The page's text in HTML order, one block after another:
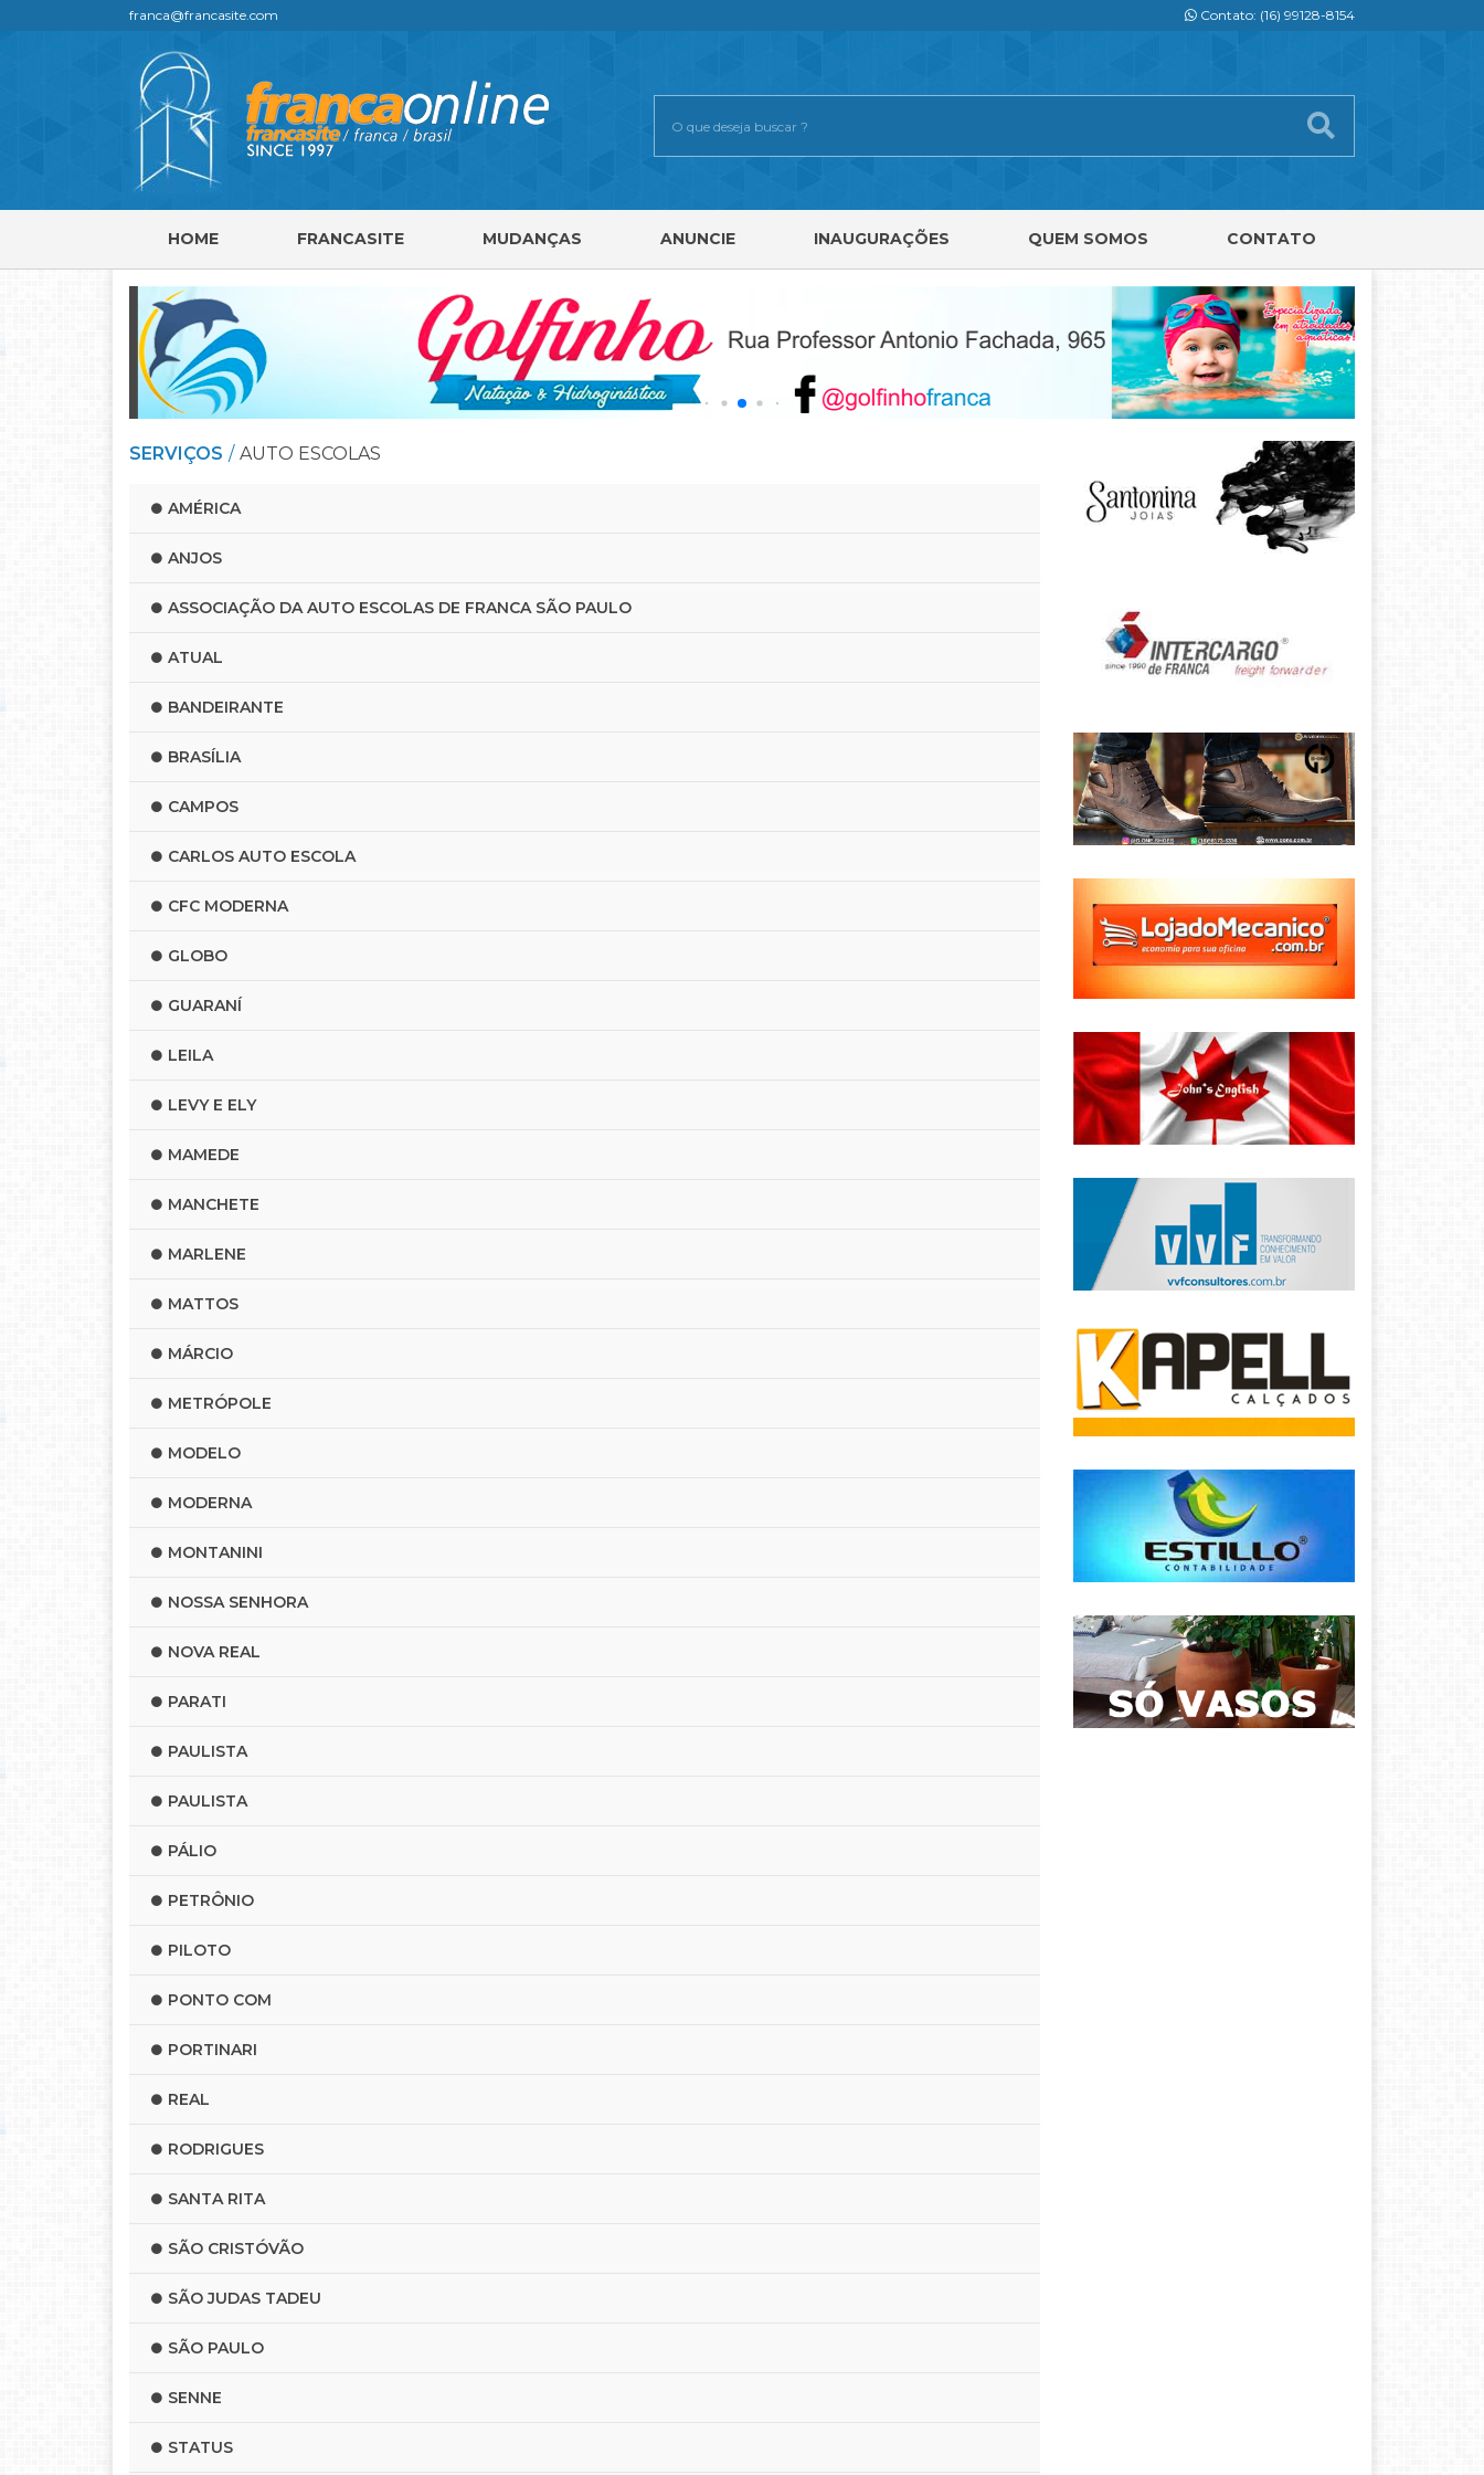
franca@francasite.com Contato: (16) 99128-8154
HOME FRANCASITE MUDANÇAS ANUNCIE INAUGURAÇÕES QUEM SOMOS CONTATO
SERVIÇOS AUTO ESCOLAS
AMÉRICA
ANJOS
ASSOCIAÇÃO DA AUTO ESCOLAS DE FRANCA SÃO PAULO
ATUAL
BANDEIRANTE
BRASÍLIA
CAMPOS
CARLOS AUTO ESCOLA
CFC MODERNA
GLOBO
GUARANÍ
LEILA
LEVY E ELY
MAMEDE
MANCHETE
MARLENE
MATTOS
MÁRCIO
METRÓPOLE
MODELO
MODERNA
MONTANINI
NOSSA SENHORA
NOVA REAL
PARATI
PAULISTA
PAULISTA
PÁLIO
PETRÔNIO
PILOTO
PONTO COM
PORTINARI
REAL
RODRIGUES
SANTA RITA
SÃO CRISTÓVÃO
SÃO JUDAS TADEU
SÃO PAULO
SENNE
STATUS